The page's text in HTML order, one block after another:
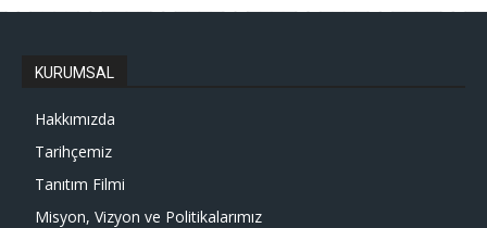
KURUMSAL
Hakkımızda
Tarihçemiz
Tanıtım Filmi
Misyon, Vizyon ve Politikalarımız